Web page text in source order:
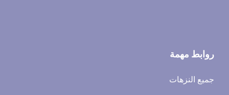
روابط مهمة
جميع النزهات